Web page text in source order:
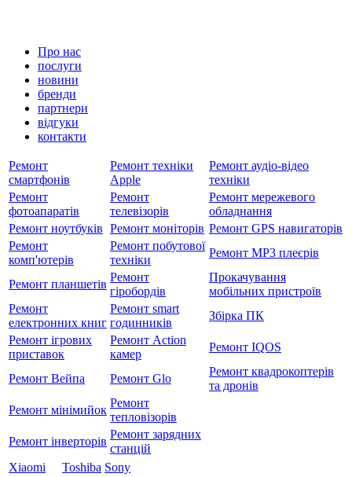
Про нас
послуги
новини
бренди
партнери
вiдгуки
контакти
Ремонт
смартфонів
Ремонт техніки
Apple
Ремонт аудіо-відео
техніки
Ремонт
фотоапаратів
Ремонт
телевізорів
Ремонт мережевого
обладнання
Ремонт ноутбуків Ремонт моніторів Ремонт GPS навигаторів
Ремонт
комп'ютерів
Ремонт побутової
техніки
Ремонт MP3 плеєрів
Ремонт планшетів
Ремонт
гіробордів
Прокачування
мобільних пристроїв
Ремонт
електронних книг
Ремонт smart
годинників
Збірка ПК
Ремонт ігрових
приставок
Ремонт Action
камер
Ремонт IQOS
Ремонт Вейпа Ремонт Glo
Ремонт квадрокоптерів
та дронів
Ремонт мiнiмийок
Ремонт
тепловізорів
Ремонт інверторів
Ремонт зарядних
станцій
Xiaomi
Toshiba Sony